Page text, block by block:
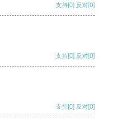
支持[0] 反对[0]
支持[0] 反对[0]
支持[0] 反对[0]